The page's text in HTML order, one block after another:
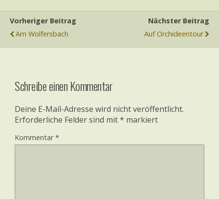
Vorheriger Beitrag
Am Wolfersbach
Nächster Beitrag
Auf Orchideentour
Schreibe einen Kommentar
Deine E-Mail-Adresse wird nicht veröffentlicht.
Erforderliche Felder sind mit* markiert
Kommentar*